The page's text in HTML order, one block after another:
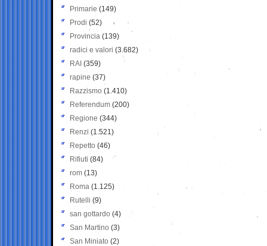
Primarie (149)
Prodi (52)
Provincia (139)
radici e valori (3.682)
RAI (359)
rapine (37)
Razzismo (1.410)
Referendum (200)
Regione (344)
Renzi (1.521)
Repetto (46)
Rifiuti (84)
rom (13)
Roma (1.125)
Rutelli (9)
san gottardo (4)
San Martino (3)
San Miniato (2)